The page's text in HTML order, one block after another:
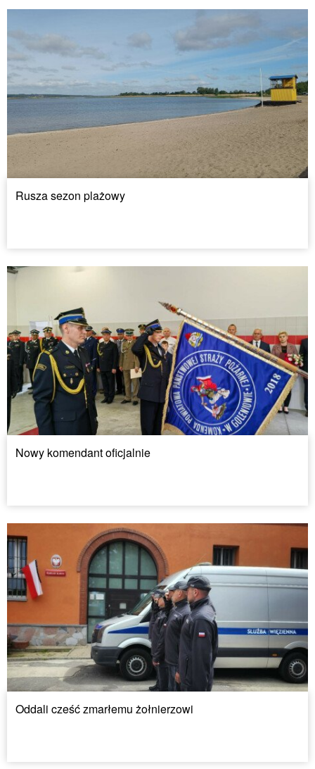
Rusza sezon plażowy
Nowy komendant oficjalnie
Oddali cześć zmarłemu żołnierzowi